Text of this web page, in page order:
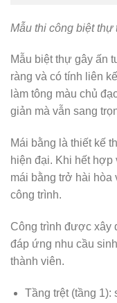
Mẫu thi công biệt thự
Mẫu biệt thự gây ấn
ràng và có tính liên
làm tông màu chủ
giản mà vẫn sang
Mái bằng là thiết kế
hiện đại. Khi hết
mái bằng trở hài
công trình.
Công trình được xây
đáp ứng nhu cầu
thành viên.
Tầng trệt (tầng 1):